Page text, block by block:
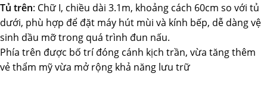
Tủ trên: Chữ I, chiều dài 3.1m, khoảng cách 60cm so với tủ
dưới, phù hợp để đặt máy hút mùi và kính bếp, dễ dàng vệ
sinh dầu mỡ trong quá trình đun nấu.
Phía trên được bố trí đóng cánh kịch trần, vừa tăng thêm
vẻ thẩm mỹ vừa mở rộng khả năng lưu trữ